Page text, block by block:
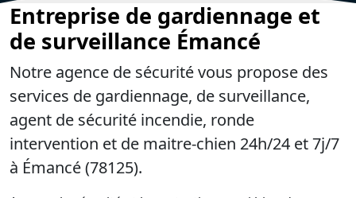
Entreprise de gardiennage et
de surveillance Émancé
Notre agence de sécurité vous propose des
services de gardiennage, de surveillance,
agent de sécurité incendie, ronde
intervention et de maitre-chien 24h/24 et 7j/7
à Émancé (78125).